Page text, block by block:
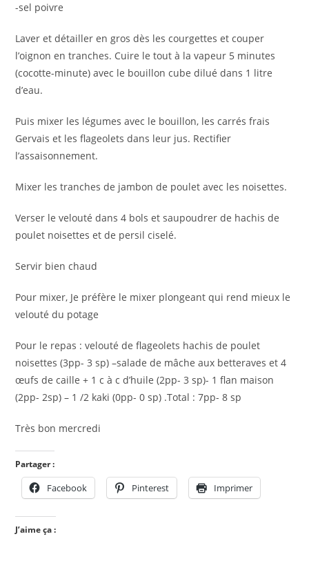
-sel poivre
Laver et détailler en gros dès les courgettes et couper
l’oignon en tranches. Cuire le tout à la vapeur 5 minutes
(cocotte-minute) avec le bouillon cube dilué dans 1 litre
d’eau.
Puis mixer les légumes avec le bouillon, les carrés frais
Gervais et les flageolets dans leur jus. Rectifier
l’assaisonnement.
Mixer les tranches de jambon de poulet avec les noisettes.
Verser le velouté dans 4 bols et saupoudrer de hachis de
poulet noisettes et de persil ciselé.
Servir bien chaud
Pour mixer, Je préfère le mixer plongeant qui rend mieux le
velouté du potage
Pour le repas : velouté de flageolets hachis de poulet
noisettes (3pp- 3 sp) –salade de mâche aux betteraves et 4
œufs de caille + 1 c à c d’huile (2pp- 3 sp)- 1 flan maison
(2pp- 2sp) – 1 /2 kaki (0pp- 0 sp) .Total : 7pp- 8 sp
Très bon mercredi
Partager :
Facebook Pinterest Imprimer
J’aime ça :